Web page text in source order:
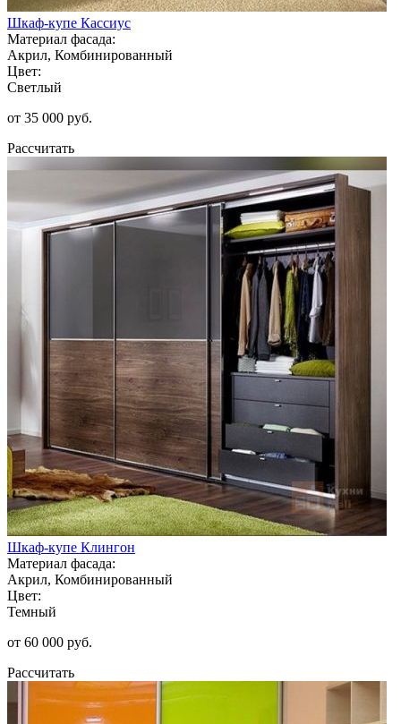
Шкаф-купе Кассиус
Материал фасада:
Акрил, Комбинированный
Цвет:
Светлый
от 35 000 руб.
Рассчитать
Шкаф-купе Клингон
Материал фасада:
Акрил, Комбинированный
Цвет:
Темный
от 60 000 руб.
Рассчитать